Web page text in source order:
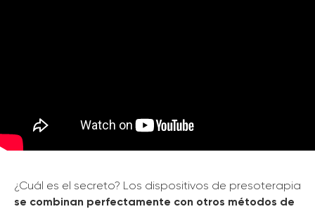
¿Cuál es el secreto? Los dispositivos de presoterapia
se combinan perfectamente con otros métodos de